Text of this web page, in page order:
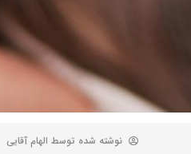
نوشته شده توسط الهام آقایی